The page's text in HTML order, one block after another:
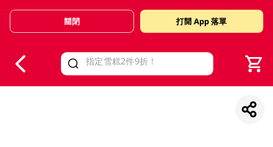
Valid Until 30 June 2026
關閉 打開 App 落單